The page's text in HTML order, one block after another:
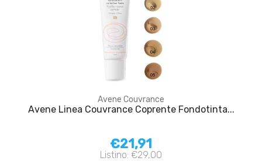
Avene Couvrance
Avene Linea Couvrance Coprente Fondotinta...
€21,91
Listino: €29,00